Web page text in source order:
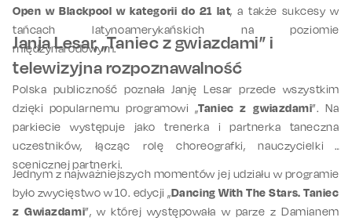
Open w Blackpool w kategorii do 21 lat, a także sukcesy w
tańcach latynoamerykańskich na poziomie
międzynarodowym.
Janja Lesar, „Taniec z gwiazdami” i
telewizyjna rozpoznawalność
Polska publiczność poznała Janję Lesar przede wszystkim
dzięki popularnemu programowi „Taniec z gwiazdami”. Na
parkiecie występuje jako trenerka i partnerka taneczna
uczestników, łącząc rolę choreografki, nauczycielki i
scenicznej partnerki.
Jednym z najważniejszych momentów jej udziału w programie
było zwycięstwo w 10. edycji „Dancing With The Stars. Taniec
z Gwiazdami”, w której występowała w parze z Damianem